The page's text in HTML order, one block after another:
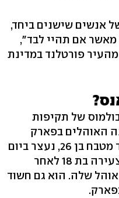
אנשים שישנים ביחד,
מאשר אם תהיי לבד",
אמר בקי וורטל, מפגינה בת 24 מהעיר פורטלנד במדינת
של תקיפות
האוהלים בפארק
זוקוטי. טוניה איקטבוסין, עובד מטבח בן 26, נעצר ביום
רביעי האחרון בחשד שמישש צעירה בת 18 לאחר
שלה. הוא גם חשוד